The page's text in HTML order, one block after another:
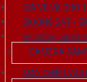
GIÁ VẼ VÀ CHO
GIƯỜNG SẮT /
Hệ thống
CAMERA
MÁY CHIẾU VĂN